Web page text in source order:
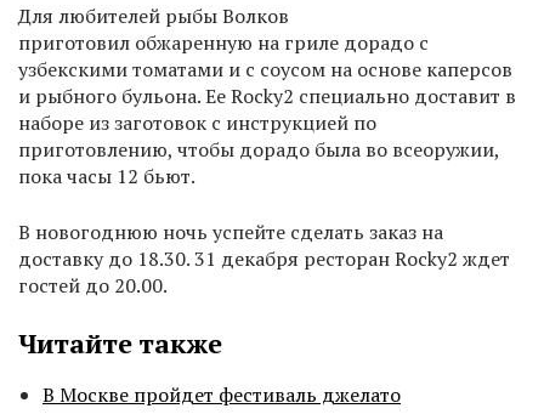
Для любителей рыбы Волков
приготовил обжаренную на гриле дорадо с
узбекскими томатами и с соусом на основе каперсов
и рыбного бульона. Ее Rocky2 специально доставит в
наборе из заготовок с инструкцией по
приготовлению, чтобы дорадо была во всеоружии,
пока часы 12 бьют.
В новогоднюю ночь успейте сделать заказ на
доставку до 18.30. 31 декабря ресторан Rocky2 ждет
гостей до 20.00.
Читайте также
В Москве пройдет фестиваль джелато